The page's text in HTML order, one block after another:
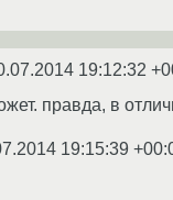
19:12:32
правда, в
19:15:39